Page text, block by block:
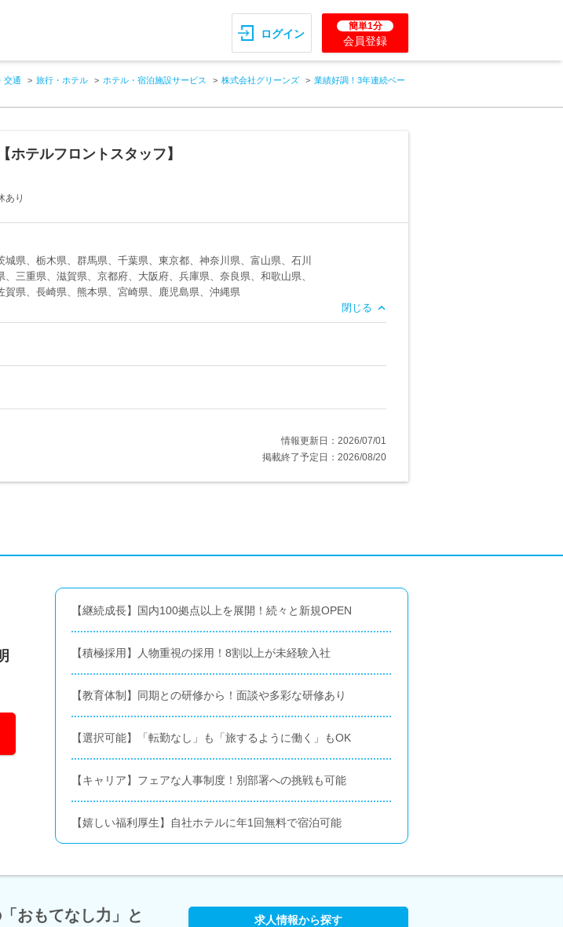
ログイン
簡単1分
会員登録
交通 旅行・ホテル ホテル・宿泊施設サービス 株式会社グリーンズ
業績好調！3年連続ベー
テルフロントスタッフ】
あり
県、栃木県、群馬県、千葉県、東京都、神奈川県、富山県、石川
三重県、滋賀県、京都府、大阪府、兵庫県、奈良県、和歌山県、
県、長崎県、熊本県、宮崎県、鹿児島県、沖縄県
閉じる
情報更新日：2026/07/01
掲載終了予定日：2026/08/20
【継続成長】国内100拠点以上を展開！続々と新規OPEN
【積極採用】人物重視の採用！8割以上が未経験入社
【教育体制】同期との研修から！面談や多彩な研修あり
【選択可能】「転勤なし」も「旅するように働く」もOK
【キャリア】フェアな人事制度！別部署への挑戦も可能
【嬉しい福利厚生】自社ホテルに年1回無料で宿泊可能
おもてなし力」と
求人情報から探す